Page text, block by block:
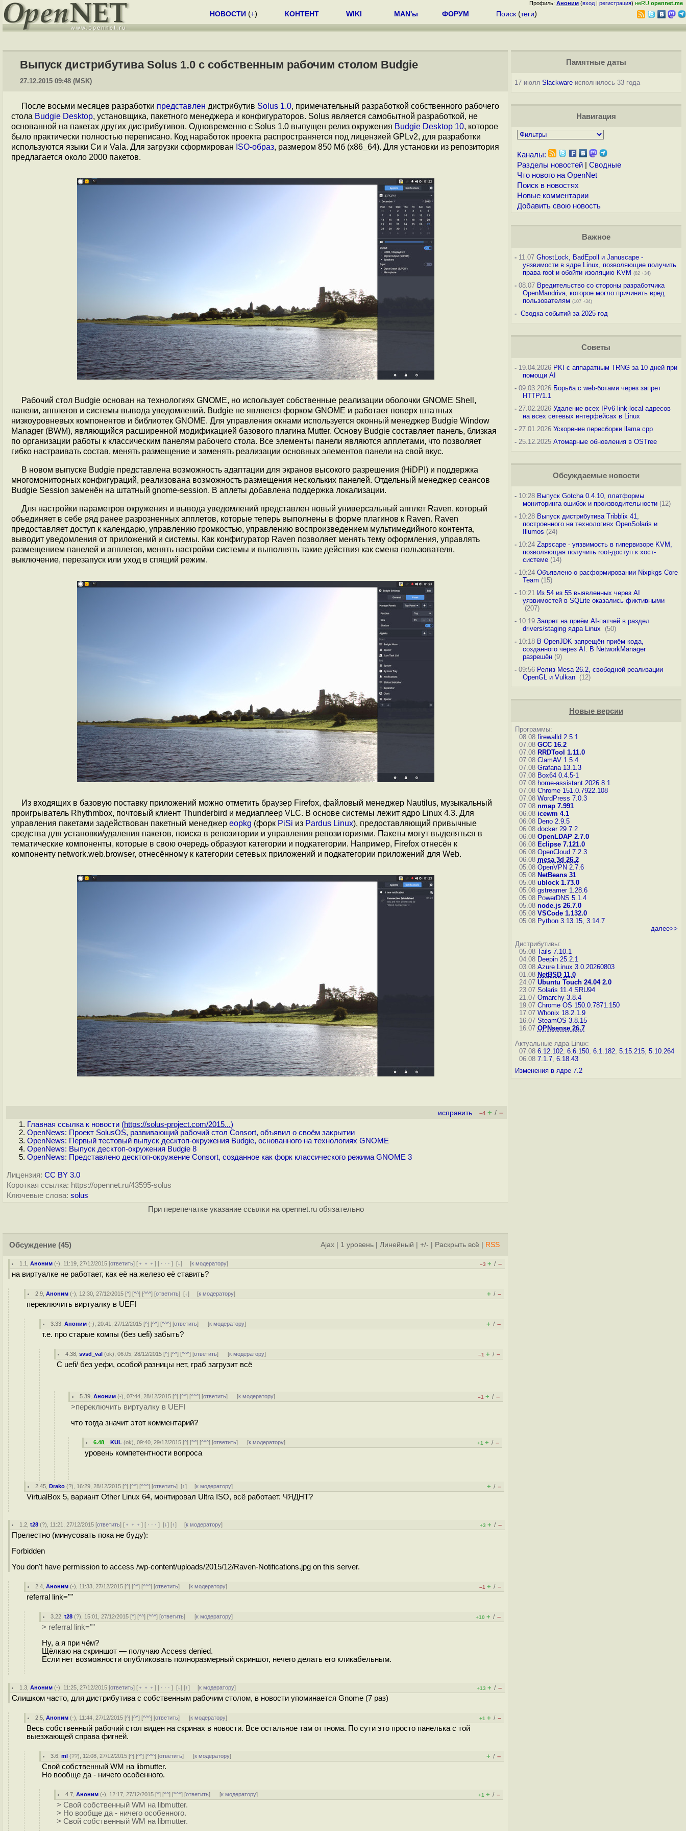
Профиль: Аноним (вход | регистрация) неRU opennet.me
НОВОСТИ (+) КОНТЕНТ WIKI MAN'ы ФОРУМ Поиск (теги)
Выпуск дистрибутива Solus 1.0 c собственным рабочим столом Budgie
27.12.2015 09:48 (MSK)
После восьми месяцев разработки представлен дистрибутив Solus 1.0, примечательный разработкой собственного рабочего
стола Budgie Desktop, установщика, пакетного менеджера и конфигураторов. Solus является самобытной разработкой, не
основанной на пакетах других дистрибутивов. Одновременно с Solus 1.0 выпущен релиз окружения Budgie Desktop 10, которое
было практически полностью переписано. Код наработок проекта распространяется под лицензией GPLv2, для разработки
используются языки Си и Vala. Для загрузки сформирован ISO-образ, размером 850 Мб (x86_64). Для установки из репозитория
предлагается около 2000 пакетов.
Рабочий стол Budgie основан на технологиях GNOME, но использует собственные реализации оболочки GNOME Shell,
панели, апплетов и системы вывода уведомлений. Budgie не является форком GNOME и работает поверх штатных
низкоуровневых компонентов и библиотек GNOME. Для управления окнами используется оконный менеджер Budgie Window
Manager (BWM), являющийся расширенной модификацией базового плагина Mutter. Основу Budgie составляет панель, близкая
по организации работы к классическим панелям рабочего стола. Все элементы панели являются апплетами, что позволяет
гибко настраивать состав, менять размещение и заменять реализации основных элементов панели на свой вкус.
В новом выпуске Budgie представлена возможность адаптации для экранов высокого разрешения (HiDPI) и поддержка
многомониторных конфигураций, реализована возможность размещения нескольких панелей. Отдельный менеджер сеансов
Budgie Session заменён на штатный gnome-session. В аплеты добавлена поддержка локализации.
Для настройки параметров окружения и вывода уведомлений представлен новый универсальный апплет Raven, который
объединяет в себе ряд ранее разрозненных апплетов, которые теперь выполнены в форме плагинов к Raven. Raven
предоставляет доступ к календарю, управлению громкостью, управлению воспроизведением мультимедийного контента,
выводит уведомления от приложений и системы. Как конфигуратор Raven позволяет менять тему оформления, управлять
размещением панелей и апплетов, менять настройки системы и выполнять такие действия как смена пользователя,
выключение, перезапуск или уход в спящий режим.
Из входящих в базовую поставку приложений можно отметить браузер Firefox, файловый менеджер Nautilus, музыкальный
проигрыватель Rhythmbox, почтовый клиент Thunderbird и медиаплеер VLC. В основе системы лежит ядро Linux 4.3. Для
управления пакетами задействован пакетный менеджер eopkg (форк PiSi из Pardus Linux), предоставляющий привычные
средства для установки/удаления пакетов, поиска в репозитории и управления репозиториями. Пакеты могут выделяться в
тематические компоненты, которые в свою очередь образуют категории и подкатегории. Например, Firefox отнесён к
компоненту network.web.browser, отнесённому к категории сетевых приложений и подкатегории приложений для Web.
исправить –4 + / –
Главная ссылка к новости (https://solus-project.com/2015...)
OpenNews: Проект SolusOS, развивающий рабочий стол Consort, объявил о своём закрытии
OpenNews: Первый тестовый выпуск десктоп-окружения Budgie, основанного на технологиях GNOME
OpenNews: Выпуск десктоп-окружения Budgie 8
OpenNews: Представлено десктоп-окружение Consort, созданное как форк классического режима GNOME 3
Лицензия: CC BY 3.0
Короткая ссылка: https://opennet.ru/43595-solus
Ключевые слова: solus
При перепечатке указание ссылки на opennet.ru обязательно
Обсуждение (45) Ajax 1 уровень Линейный +/- Раскрыть всё RSS
1.1 ,Аноним (-), 11:19, 27/12/2015 [ответить] [ ﹢﹢﹢] [ · · ·][↓] [к модератору] –3 + / –
на виртуалке не работает, как её на железо её ставить?
2.9 ,Аноним (-), 12:30, 27/12/2015 [^] [^^] [^^^] [ответить][↓] [к модератору] + / –
переключить виртуалку в UEFI
3.33 ,Аноним (-), 20:41, 27/12/2015 [^] [^^] [^^^] [ответить] [к модератору] + / –
т.е. про старые компы (без uefi) забыть?
4.38 ,svsd_val (ok), 06:05, 28/12/2015 [^] [^^] [^^^] [ответить] [к модератору] –1 + / –
С uefi/ без уефи, особой разницы нет, граб загрузит всё
5.39 ,Аноним (-), 07:44, 28/12/2015 [^] [^^] [^^^] [ответить] [к модератору] –1 + / –
>переключить виртуалку в UEFI
что тогда значит этот комментарий?
6.48 _KUL (ok), 09:40, 29/12/2015 [^] [^^] [^^^] [ответить] [к модератору] +1 + / –
уровень компетентности вопроса
2.45 ,Drako (?), 16:29, 28/12/2015 [^] [^^] [^^^] [ответить][↑] [к модератору] + / –
VirtualBox 5, вариант Other Linux 64, монтировал Ultra ISO, всё работает. ЧЯДНТ?
1.2 ,t28 (?), 11:21, 27/12/2015 [ответить] [ ﹢﹢﹢] [ · · ·][↓] [↑] [к модератору] +3 + / –
Прелестно (минусовать пока не буду):
Forbidden
You don't have permission to access /wp-content/uploads/2015/12/Raven-Notifications.jpg on this server.
2.4 ,Аноним (-), 11:33, 27/12/2015 [^] [^^] [^^^] [ответить] [к модератору] –1 + / –
referral link=""
3.22 ,t28 (?), 15:01, 27/12/2015 [^] [^^] [^^^] [ответить] [к модератору] +10 + / –
> referral link=""
Ну, а я при чём?
Щёлкаю на скриншот — получаю Access denied.
Если нет возможности опубликовать полноразмерный скриншот, нечего делать его кликабельным.
1.3 ,Аноним (-), 11:25, 27/12/2015 [ответить] [ ﹢﹢﹢] [ · · ·][↓] [↑] [к модератору] +13 + / –
Слишком часто, для дистрибутива с собственным рабочим столом, в новости упоминается Gnome (7 раз)
2.5 ,Аноним (-), 11:44, 27/12/2015 [^] [^^] [^^^] [ответить] [к модератору] +1 + / –
Весь собственный рабочий стол виден на скринах в новости. Все остальное там от гнома. По сути это просто панелька с той
выезжающей справа фигней.
3.6 ,ml (??), 12:08, 27/12/2015 [^] [^^] [^^^] [ответить] [к модератору] + / –
Свой собственный WM на libmutter.
Но вообще да - ничего особенного.
4.7 ,Аноним (-), 12:17, 27/12/2015 [^] [^^] [^^^] [ответить] [к модератору] +1 + / –
> Свой собственный WM на libmutter.
> Но вообще да - ничего особенного.
> Свой собственный WM на libmutter.
Памятные даты
17 июля Slackwareисполнилось 33 года
Навигация
Каналы:
Разделы новостей| Сводные
Что нового на OpenNet
Поиск в новостях
Новые комментарии
Добавить свою новость
Важное
-11.07 GhostLock, BadEpoll и Januscape -
уязвимости в ядре Linux, позволяющие получить
права root и обойти изоляцию KVM (82 +34)
-08.07 Вредительство со стороны разработчика
OpenMandriva, которое могло причинить вред
пользователям (107 +34)
- Сводка событий за 2025 год
Советы
-19.04.2026 PKI с аппаратным TRNG за 10 дней при
помощи AI
-09.03.2026 Борьба с web-ботами через запрет
HTTP/1.1
-27.02.2026 Удаление всех IPv6 link-local адресов
на всех сетевых интерфейсах в Linux
-27.01.2026 Ускорение пересборки llama.cpp
-25.12.2025 Атомарные обновления в OSTree
Обсуждаемые новости
-10:28 Выпуск Gotcha 0.4.10, платформы
мониторинга ошибок и производительности(12)
-10:28 Выпуск дистрибутива Tribblix 41,
построенного на технологиях OpenSolaris и
Illumos (24)
-10:24 Zapscape - уязвимость в гипервизоре KVM,
позволяющая получить root-доступ к хост-
системе(14)
-10:24 Объявлено о расформировании Nixpkgs Core
Team (15)
-10:21 Из 54 из 55 выявленных через AI
уязвимостей в SQLite оказались фиктивными
(207)
-10:19 Запрет на приём AI-патчей в раздел
drivers/staging ядра Linux
(50)
-10:18 В OpenJDK запрещён приём кода,
созданного через AI. В NetworkManager
разрешён(9)
-09:56 Релиз Mesa 26.2, свободной реализации
OpenGL и Vulkan (12)
Новые версии
Программы:
08.08 firewalld 2.5.1
07.08 GCC 16.2
07.08 RRDTool 1.11.0
07.08 ClamAV 1.5.4
07.08 Grafana 13.1.3
07.08 Box64 0.4.5-1
07.08 home-assistant 2026.8.1
07.08 Chrome 151.0.7922.108
07.08 WordPress 7.0.3
07.08 nmap 7.991
06.08 icewm 4.1
06.08 Deno 2.9.5
06.08 docker 29.7.2
06.08 OpenLDAP 2.7.0
06.08 Eclipse 7.121.0
06.08 OpenCloud 7.2.3
06.08 mesa 3d 26.2
05.08 OpenVPN 2.7.6
05.08 NetBeans 31
05.08 ublock 1.73.0
05.08 gstreamer 1.28.6
05.08 PowerDNS 5.1.4
05.08 node.js 26.7.0
05.08 VSCode 1.132.0
05.08 Python 3.13.15, 3.14.7
далее>>
Дистрибутивы:
05.08 Tails 7.10.1
04.08 Deepin 25.2.1
03.08 Azure Linux 3.0.20260803
01.08 NetBSD 11.0
24.07 Ubuntu Touch 24.04 2.0
23.07 Solaris 11.4 SRU94
21.07 Omarchy 3.8.4
19.07 Chrome OS 150.0.7871.150
17.07 Whonix 18.2.1.9
16.07 SteamOS 3.8.15
16.07 OPNsense 26.7
Актуальные ядра Linux:
07.08 6.12.102, 6.6.150, 6.1.182, 5.15.215, 5.10.264
06.08 7.1.7, 6.18.43
Изменения в ядре 7.2